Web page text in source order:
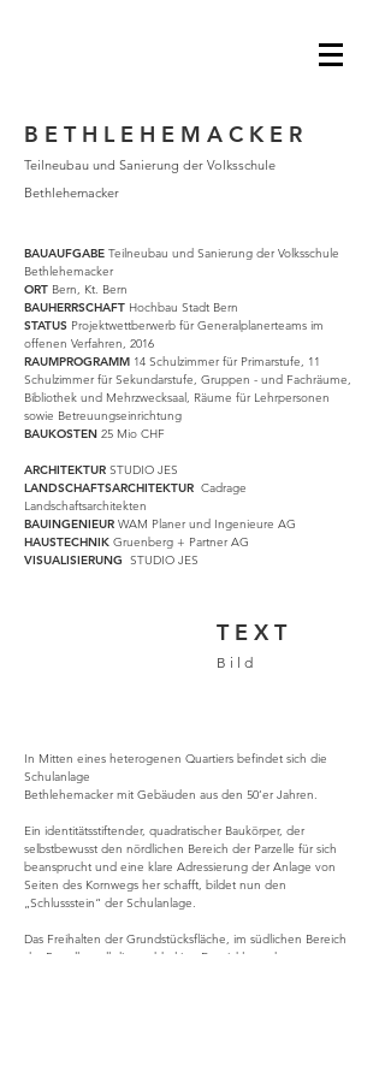
B E T H L E H E M A C K E R
Teilneubau und Sanierung der Volksschule
Bethlehemacker
T E X T
B i l d
In Mitten eines heterogenen Quartiers befindet sich die
Schulanlage
Bethlehemacker mit Gebäuden aus den 50‘er Jahren.
Ein identitätsstiftender, quadratischer Baukörper, der
selbstbewusst den nördlichen Bereich der Parzelle für sich
beansprucht und eine klare Adressierung der Anlage von
Seiten des Kornwegs her schafft, bildet nun den
„Schlussstein“ der Schulanlage.
Das Freihalten der Grundstücksfläche, im südlichen Bereich
der Parzelle, soll die nachhaltige Entwicklung der
BAUAUFGABE Teilneubau und Sanierung der Volksschule
Bethlehemacker
ORT Bern, Kt. Bern
BAUHERRSCHAFT Hochbau Stadt Bern
STATUS Projektwettberwerb für Generalplanerteams im
offenen Verfahren, 2016
RAUMPROGRAMM 14 Schulzimmer für Primarstufe, 11
Schulzimmer für Sekundarstufe, Gruppen - und Fachräume,
Bibliothek und Mehrzwecksaal, Räume für Lehrpersonen
sowie Betreuungseinrichtung
BAUKOSTEN 25 Mio CHF
ARCHITEKTUR STUDIO JES
LANDSCHAFTSARCHITEKTUR Cadrage
Landschaftsarchitekten
BAUINGENIEUR WAM Planer und Ingenieure AG
HAUSTECHNIK Gruenberg + Partner AG
VISUALISIERUNG STUDIO JES